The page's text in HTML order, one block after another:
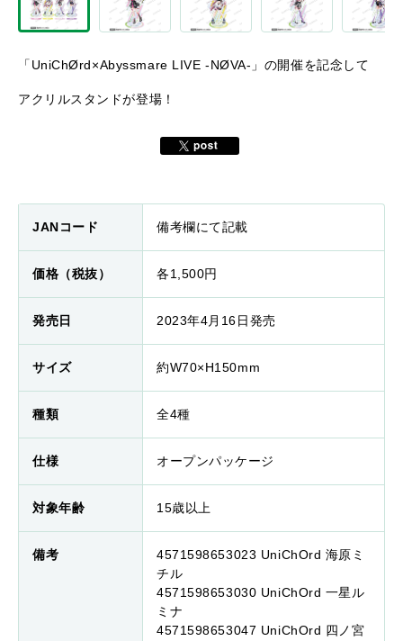
「UniChØrd×Abyssmare LIVE -NØVA-」の開催を記念して
アクリルスタンドが登場！
JANコード 備考欄にて記載
価格（税抜） 各1,500円
発売日 2023年4月16日発売
サイズ 約W70×H150mm
種類 全4種
仕様 オープンパッケージ
対象年齢 15歳以上
備考
4571598653023 UniChOrd 海原ミ
チル
4571598653030 UniChOrd 一星ル
ミナ
4571598653047 UniChOrd 四ノ宮